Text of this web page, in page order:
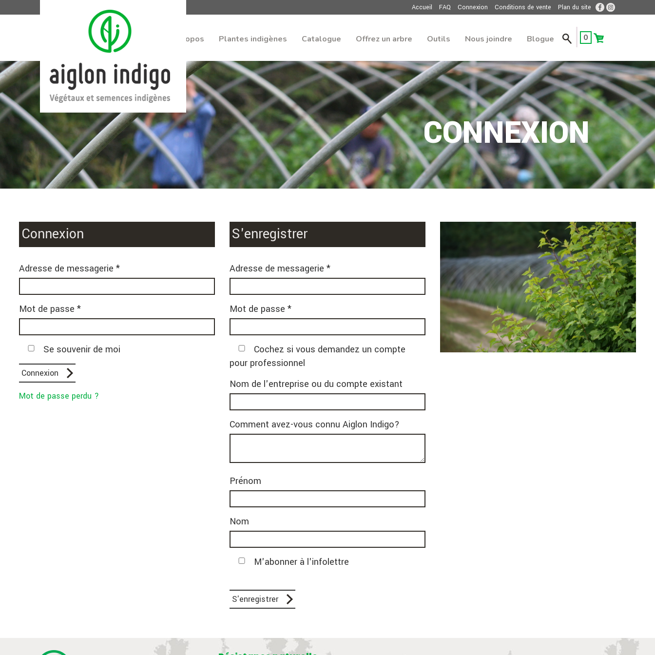
Accueil FAQ Connexion Conditions de vente Plan du site
À propos Plantes indigènes Catalogue Offrez un arbre Outils Nous joindre Blogue 0
CONNEXION
Connexion
Adresse de messagerie *
Mot de passe *
Se souvenir de moi
Mot de passe perdu ?
S'enregistrer
Adresse de messagerie *
Mot de passe *
Cochez si vous demandez un compte
pour professionnel
Nom de l'entreprise ou du compte existant
Comment avez-vous connu Aiglon Indigo?
Prénom
Nom
M'abonner à l'infolettre